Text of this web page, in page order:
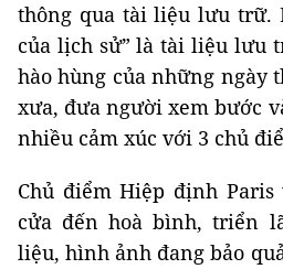
thông qua tài liệu lưu trữ.
của lịch sử” là tài liệu lưu
hào hùng của những ngày
xưa, đưa người xem bước
nhiều cảm xúc với 3 chủ
Chủ điểm Hiệp định
cửa đến hoà bình, triển
liệu, hình ảnh đang bảo